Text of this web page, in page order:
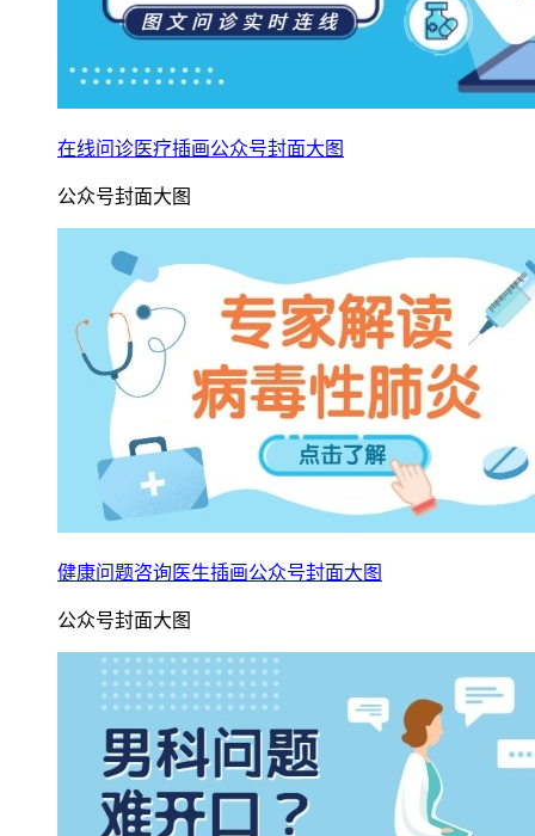
在线问诊医疗插画公众号封面大图
公众号封面大图
健康问题咨询医生插画公众号封面大图
公众号封面大图